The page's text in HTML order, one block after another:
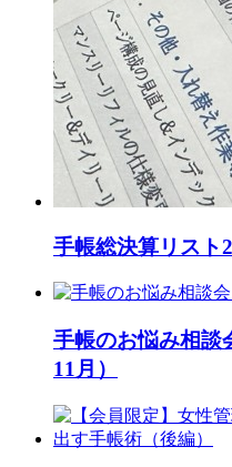
手帳総決算リスト
手帳のお悩み相談
11月）